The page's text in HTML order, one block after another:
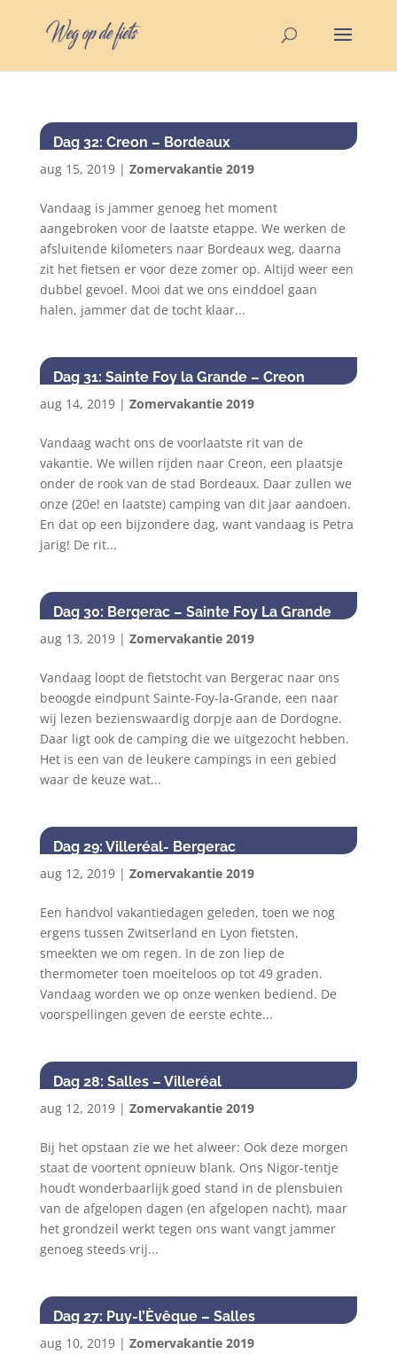
Dag 32: Creon – Bordeaux
aug 15, 2019| Zomervakantie 2019
Vandaag is jammer genoeg het moment
aangebroken voor de laatste etappe. We werken de
afsluitende kilometers naar Bordeaux weg, daarna
zit het fietsen er voor deze zomer op. Altijd weer een
dubbel gevoel. Mooi dat we ons einddoel gaan
halen, jammer dat de tocht klaar...
Dag 31: Sainte Foy la Grande – Creon
aug 14, 2019| Zomervakantie 2019
Vandaag wacht ons de voorlaatste rit van de
vakantie. We willen rijden naar Creon, een plaatsje
onder de rook van de stad Bordeaux. Daar zullen we
onze (20e! en laatste) camping van dit jaar aandoen.
En dat op een bijzondere dag, want vandaag is Petra
jarig! De rit...
Dag 30: Bergerac – Sainte Foy La Grande
aug 13, 2019| Zomervakantie 2019
Vandaag loopt de fietstocht van Bergerac naar ons
beoogde eindpunt Sainte-Foy-la-Grande, een naar
wij lezen bezienswaardig dorpje aan de Dordogne.
Daar ligt ook de camping die we uitgezocht hebben.
Het is een van de leukere campings in een gebied
waar de keuze wat...
Dag 29: Villeréal- Bergerac
aug 12, 2019| Zomervakantie 2019
Een handvol vakantiedagen geleden, toen we nog
ergens tussen Zwitserland en Lyon fietsten,
smeekten we om regen. In de zon liep de
thermometer toen moeiteloos op tot 49 graden.
Vandaag worden we op onze wenken bediend. De
voorspellingen geven de eerste echte...
Dag 28: Salles – Villeréal
aug 12, 2019| Zomervakantie 2019
Bij het opstaan zie we het alweer: Ook deze morgen
staat de voortent opnieuw blank. Ons Nigor-tentje
houdt wonderbaarlijk goed stand in de plensbuien
van de afgelopen dagen (en afgelopen nacht), maar
het grondzeil werkt tegen ons want vangt jammer
genoeg steeds vrij...
Dag 27: Puy-l’Èvêque – Salles
aug 10, 2019| Zomervakantie 2019